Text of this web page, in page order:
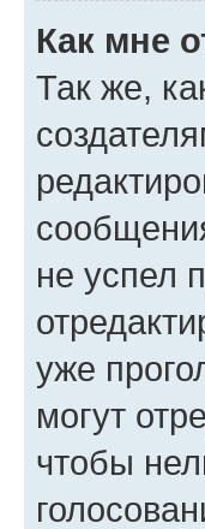
Как мне
Так же,
не успел
уже
могут
чтобы